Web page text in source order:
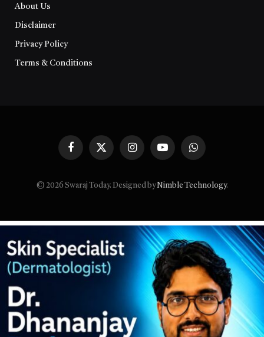
About Us
Disclaimer
Privacy Policy
Terms & Conditions
FacebookX
InstagramYouTubeWhatsApp
© 2026 Swaraj Today. Designed byNimble Technology.